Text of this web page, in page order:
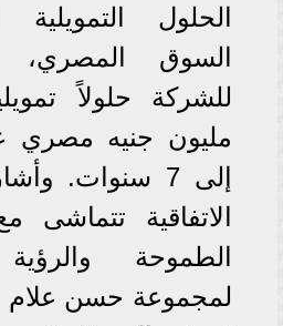
الحلول التمويلية
السوق المصري،
مليون جنيه مصري
إلى 7 سنوات.
الاتفاقية
الطموحة والرؤية
لمجموعة حسن علام